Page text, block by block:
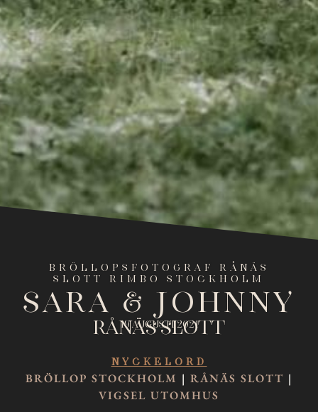
BRÖLLOPSFOTOGRAF RÅNÄS
SLOTT RIMBO STOCKHOLM
Sara & Johnny
19 augusti 2021
Rånäs Slott
Nyckelord
BRÖLLOP STOCKHOLM | RÅNÄS SLOTT |
VIGSEL UTOMHUS